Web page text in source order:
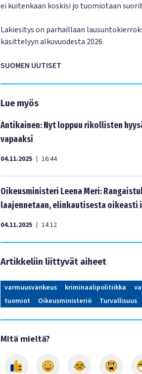
ei kuitenkaan koskisi jo tuomiotaan
Lakiesitys on parhaillaan
käsittelyyn alkuvuodesta 2026.
SUOMEN UUTISET
Lue myös
Antikainen: Nyt loppuu rikollisten
vapaaksi
04.11.2025 | 16:44
Oikeusministeri Leena Meri:
laajennetaan, elinkautisesta oikeasti
04.11.2025 | 14:12
Artikkeliin liittyvät aiheet
varmuusvankeus kriminaalipolitiikka
tuomiot
Oikeusministeriö Turvallisuus
Mitä mieltä?